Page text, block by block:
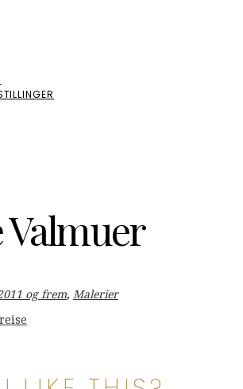
Valmuer
og frem, Malerier